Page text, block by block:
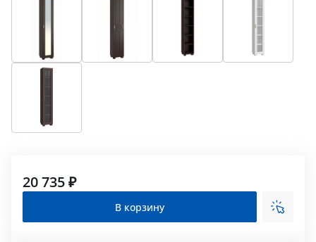
20 735 ₽
В корзину